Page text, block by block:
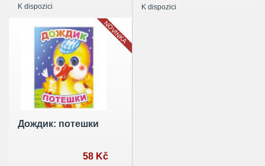
K dispozici K dispozici
Дождик: потешки
58 Kč
NOVINKA